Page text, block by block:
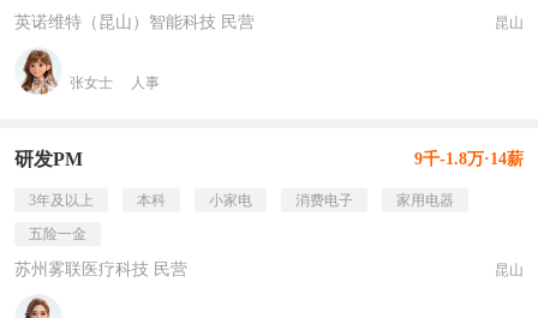
英诺维特（昆山）智能科技 民营 昆山
张女士 人事
研发PM 9千-1.8万·14薪
3年及以上 本科 小家电 消费电子
家用电器
五险一金
苏州雾联医疗科技 民营 昆山